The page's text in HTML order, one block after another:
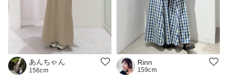
あんちゃん
156cm
Rinn
159cm